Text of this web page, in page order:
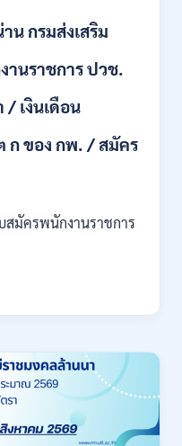
น กรมส่งเสริม
นราชการ ปวช.
เงินเดือน
ก ของ กพ. / สมัคร
มัครพนักงานราชการ